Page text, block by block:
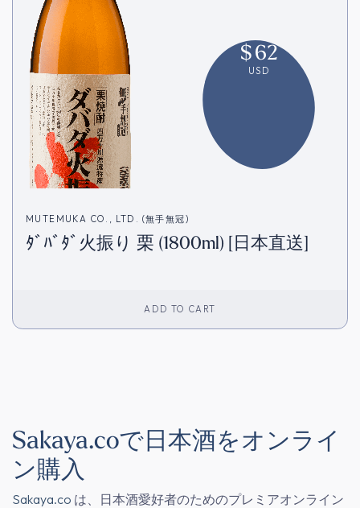
$62
USD
MUTEMUKA CO., LTD. (無手無冠)
ﾀﾞﾊﾞﾀﾞ火振り 栗 (1800ml) [日本直送]
ADD TO CART
Sakaya.coで日本酒をオンライ
ン購入
Sakaya.co は、日本酒愛好者のためのプレミアオンライン